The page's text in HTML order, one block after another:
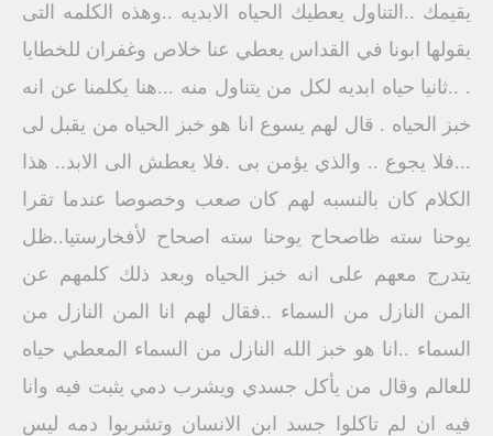
يقيمك ..التناول يعطيك الحياه الابديه ..وهذه الكلمه التى
يقولها ابونا في القداس يعطي عنا خلاص وغفران للخطايا
. ..ثانيا حياه ابديه لكل من يتناول منه ...هنا يكلمنا عن انه
خبز الحياه . قال لهم يسوع انا هو خبز الحياه من يقبل لى
...فلا يجوع .. والذي يؤمن بى .فلا يعطش الى الابد.. هذا
الكلام كان بالنسبه لهم كان صعب وخصوصا عندما تقرا
يوحنا سته ظاصحاح يوحنا سته اصحاح لأفخارستيا..ظل
يتدرج معهم على انه خبز الحياه وبعد ذلك كلمهم عن
المن النازل من السماء ..فقال لهم انا المن النازل من
السماء ..انا هو خبز الله النازل من السماء المعطي حياه
للعالم وقال من يأكل جسدي ويشرب دمي يثبت فيه وانا
فيه ان لم تاكلوا جسد ابن الانسان وتشربوا دمه ليس